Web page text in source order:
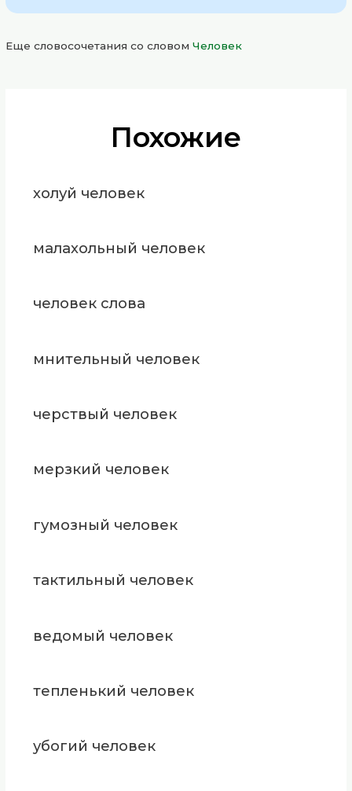
Еще словосочетания со словомЧеловек
Похожие
холуй человек
малахольный человек
человек слова
мнительный человек
черствый человек
мерзкий человек
гумозный человек
тактильный человек
ведомый человек
тепленький человек
убогий человек